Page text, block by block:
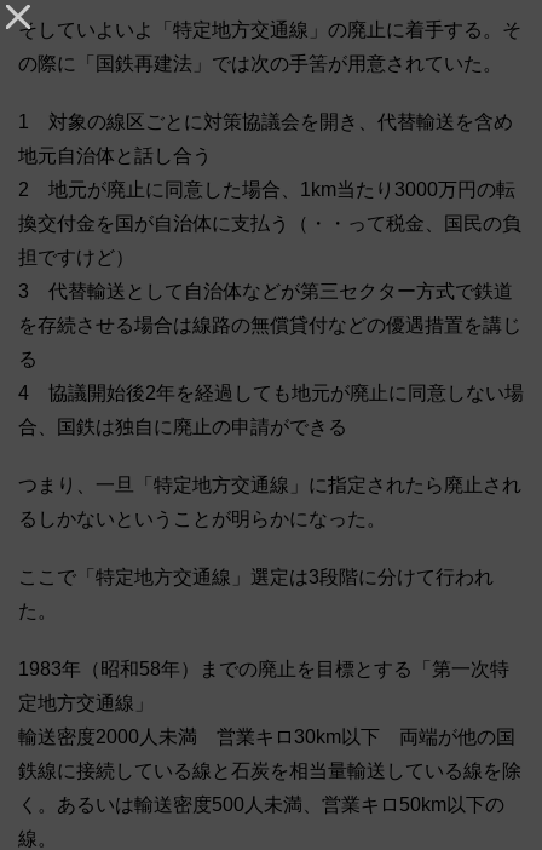
そしていよいよ「特定地方交通線」の廃止に着手する。そ
の際に「国鉄再建法」では次の手筈が用意されていた。
1 対象の線区ごとに対策協議会を開き、代替輸送を含め
地元自治体と話し合う
2 地元が廃止に同意した場合、1km当たり3000万円の転
換交付金を国が自治体に支払う（・・って税金、国民の負
担ですけど）
3 代替輸送として自治体などが第三セクター方式で鉄道
を存続させる場合は線路の無償貸付などの優遇措置を講じ
る
4 協議開始後2年を経過しても地元が廃止に同意しない場
合、国鉄は独自に廃止の申請ができる
つまり、一旦「特定地方交通線」に指定されたら廃止され
るしかないということが明らかになった。
ここで「特定地方交通線」選定は3段階に分けて行われ
た。
1983年（昭和58年）までの廃止を目標とする「第一次特
定地方交通線」
輸送密度2000人未満 営業キロ30km以下 両端が他の国
鉄線に接続している線と石炭を相当量輸送している線を除
く。あるいは輸送密度500人未満、営業キロ50km以下の
線。